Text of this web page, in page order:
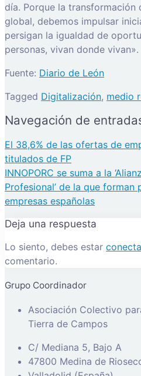
día. Porque la transformación
global, debemos impulsar
persigan la igualdad de
personas, vivan donde vivan».
Fuente: Diario de León
Tagged Digitalización, medio
Navegación de
El 38,6% de las ofertas de
titulados de FP
INNOPORC se suma a la
Profesional’ de la que
empresas españolas
Deja una respuesta
Lo siento, debes estar
comentario.
Grupo Coordinador
Asociación Colectivo
Tierra de Campos
C/ Mediana 5, Bajo A
47800 Medina de